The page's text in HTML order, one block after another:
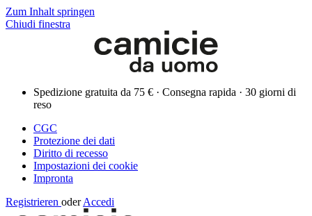
Zum Inhalt springen
Chiudi finestra
Spedizione gratuita da 75 € · Consegna rapida · 30 giorni di
reso
CGC
Protezione dei dati
Diritto di recesso
Impostazioni dei cookie
Impronta
Registrieren oder Accedi